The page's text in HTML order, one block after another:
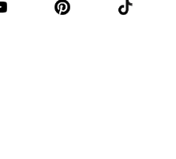
Premium